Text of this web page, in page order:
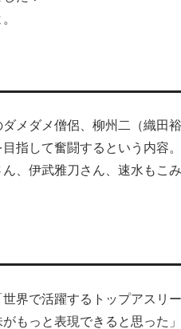
メダメ僧侶、柳州二（織田裕
指して奮闘するという内容。
、伊武雅刀さん、速水もこ
界で活躍するトップアスリ
もっと表現できると思った